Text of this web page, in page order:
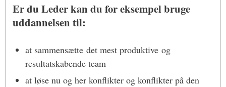
Er du Leder kan du for eksempel bruge
uddannelsen til:
at sammensætte det mest produktive og
resultatskabende team
at løse nu og her konflikter og konflikter på den